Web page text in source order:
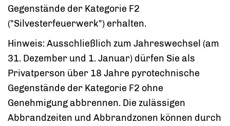
Gegenstände der Kategorie F2
("Silvesterfeuerwerk") erhalten.
Hinweis: Ausschließlich zum Jahreswechsel (am
31. Dezember und 1. Januar) dürfen Sie als
Privatperson über 18 Jahre pyrotechnische
Gegenstände der Kategorie F2 ohne
Genehmigung abbrennen. Die zulässigen
Abbrandzeiten und Abbrandzonen können durch